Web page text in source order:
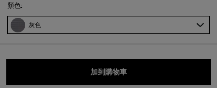
Select
顏色:
灰色
加到購物車